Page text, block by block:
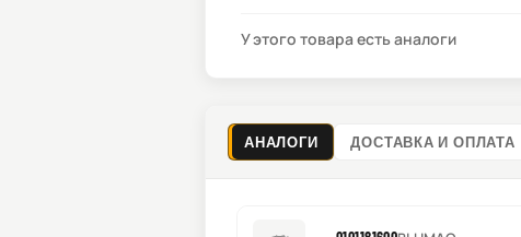
У этого товара есть аналоги
АНАЛОГИ ДОСТАВКА И ОПЛАТА